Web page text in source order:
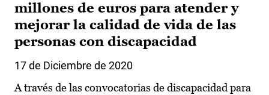
millones de euros para atender y
mejorar la calidad de vida de las
personas con discapacidad
17 de Diciembre de 2020
A través de las convocatorias de discapacidad para